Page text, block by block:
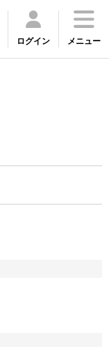
ログイン メニュー